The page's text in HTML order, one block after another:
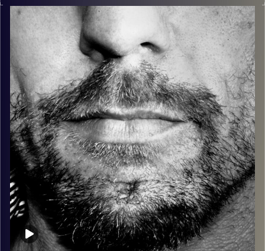
בלוז, bluegrass, ג'אז, Fאנק, פרוגרסיב ואפילו אלקטרוניקה.
כל מה שחי, אמיתי ונושם.
עם שמוליק רגב.
קרדיט תמונות: David Goehring